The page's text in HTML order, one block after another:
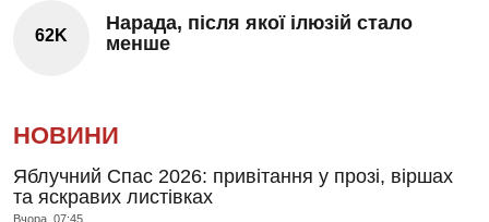
62K
Нарада, після якої ілюзій стало
менше
НОВИНИ
Яблучний Спас 2026: привітання у прозі, віршах
та яскравих листівках
Вчора, 07:45